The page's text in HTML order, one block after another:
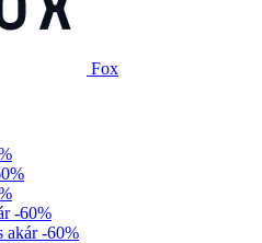
Fox
-60%
akár -60%